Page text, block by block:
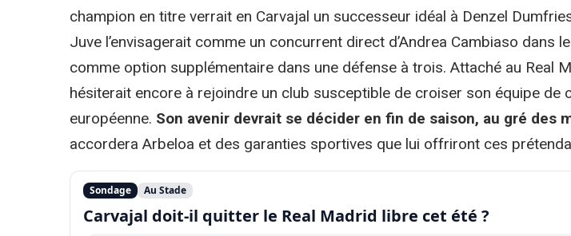
champion en titre verrait en Carvajal un successeur idéal à Denzel
Juve l’envisagerait comme un concurrent direct d’Andrea Cambiaso dans
comme option supplémentaire dans une défense à trois. Attaché au Real
hésiterait encore à rejoindre un club susceptible de croiser son équipe de
européenne. Son avenir devrait se décider en fin de saison, au gré des
accordera Arbeloa et des garanties sportives que lui offriront ces
Sondage Au Stade
Carvajal doit-il quitter le Real Madrid libre cet été ?